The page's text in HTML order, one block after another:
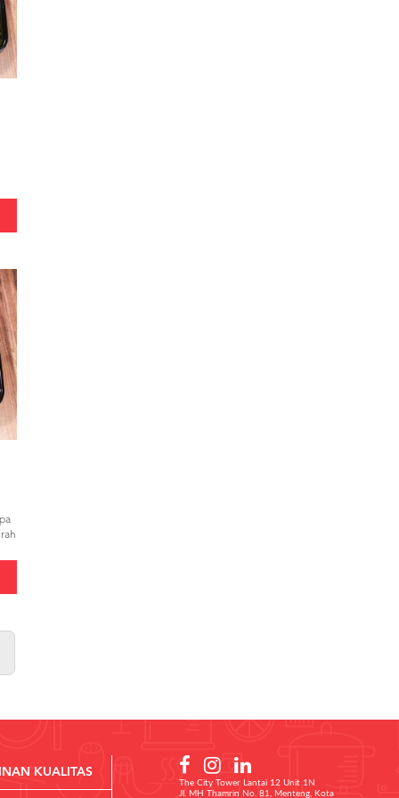
KUALITAS
The City Tower Lantai 12 Unit 1N
Jl. MH Thamrin No. 81, Menteng, Kota